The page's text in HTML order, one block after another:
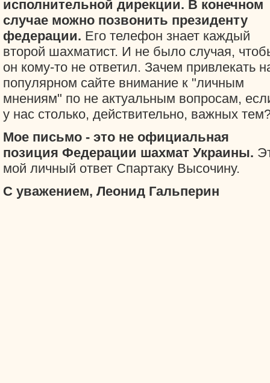
исполнительной дирекции. В конечном
случае можно позвонить президенту
федерации. Его телефон знает каждый
второй шахматист. И не было случая,
он кому-то не ответил. Зачем привлекать
популярном сайте внимание к "личным
мнениям" по не актуальным вопросам,
у нас столько, действительно, важных
Мое письмо - это не официальная
позиция Федерации шахмат Украины.
мой личный ответ Спартаку Высочину.
С уважением, Леонид Гальперин